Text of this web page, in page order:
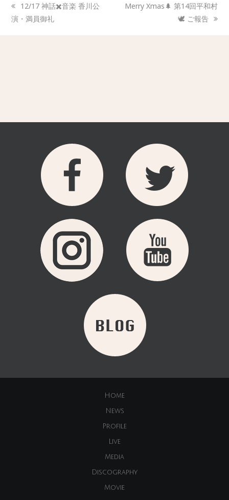
12/17 神話✖️音楽 香川公
演・満員御礼
Merry Xmas🌲 第14回平和村
🕊️ ご報告
Home
News
Profile
Live
Media
Discography
Movie